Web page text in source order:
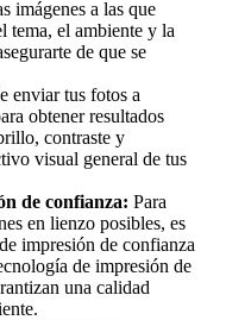
imágenes a las que
tema, el ambiente y la
de que se
enviar tus fotos a
obtener resultados
contraste y
visual general de tus
de confianza: Para
en lienzo posibles, es
impresión de confianza
de impresión de
una calidad